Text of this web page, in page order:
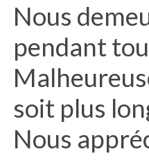
Nous
pendant
soit plus
Nous